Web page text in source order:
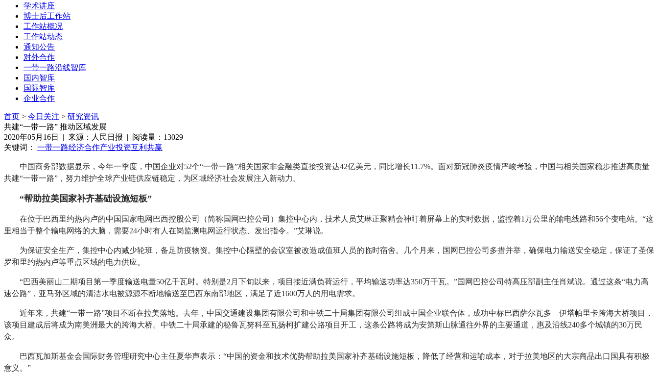
学术讲座
博士后工作站
工作站概况
工作站动态
通知公告
对外合作
一带一路沿线智库
国内智库
国际智库
企业合作
首页 > 今日关注 > 研究资讯
共建“一带一路” 推动区域发展
2020年05月16日 | 来源：人民日报 | 阅读量：13029
关键词： 一带一路经济合作产业投资互利共赢
中国商务部数据显示，今年一季度，中国企业对52个“一带一路”相关国家非金融类直接投资达42亿美元，同比增长11.7%。面对新冠肺炎疫情严峻考验，中国与相关国家稳步推进高质量
共建“一带一路”，努力维护全球产业链供应链稳定，为区域经济社会发展注入新动力。
“帮助拉美国家补齐基础设施短板”
在位于巴西里约热内卢的中国国家电网巴西控股公司（简称国网巴控公司）集控中心内，技术人员艾琳正聚精会神盯着屏幕上的实时数据，监控着1万公里的输电线路和56个变电站。“这
里相当于整个输电网络的大脑，需要24小时有人在岗监测电网运行状态、发出指令。”艾琳说。
为保证安全生产，集控中心内减少轮班，备足防疫物资。集控中心隔壁的会议室被改造成值班人员的临时宿舍。几个月来，国网巴控公司多措并举，确保电力输送安全稳定，保证了圣保
罗和里约热内卢等重点区域的电力供应。
“巴西美丽山二期项目第一季度输送电量50亿千瓦时。特别是2月下旬以来，项目接近满负荷运行，平均输送功率达350万千瓦。”国网巴控公司特高压部副主任肖斌说。通过这条“电力高
速公路”，亚马孙区域的清洁水电被源源不断地输送至巴西东南部地区，满足了近1600万人的用电需求。
近年来，共建“一带一路”项目不断在拉美落地。去年，中国交通建设集团有限公司和中铁二十局集团有限公司组成中国企业联合体，成功中标巴西萨尔瓦多—伊塔帕里卡跨海大桥项目，
该项目建成后将成为南美洲最大的跨海大桥。中铁二十局承建的秘鲁瓦努科至瓦扬柯扩建公路项目开工，这条公路将成为安第斯山脉通往外界的主要通道，惠及沿线240多个城镇的30万民
众。
巴西瓦加斯基金会国际财务管理研究中心主任夏华声表示：“中国的资金和技术优势帮助拉美国家补齐基础设施短板，降低了经营和运输成本，对于拉美地区的大宗商品出口国具有积极
意义。”